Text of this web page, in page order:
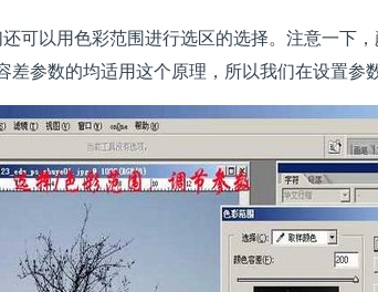
可以用色彩范围进行选区的选择。注意一下
参数的均适用这个原理，所以我们在设置参